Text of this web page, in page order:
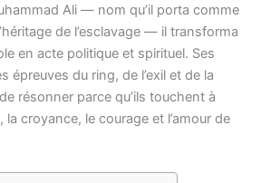
Ali — nom qu’il porta comme
de l’esclavage — il transforma
en acte politique et spirituel. Ses
épreuves du ring, de l’exil et de la
résonner parce qu’ils touchent à
la croyance, le courage et l’amour de